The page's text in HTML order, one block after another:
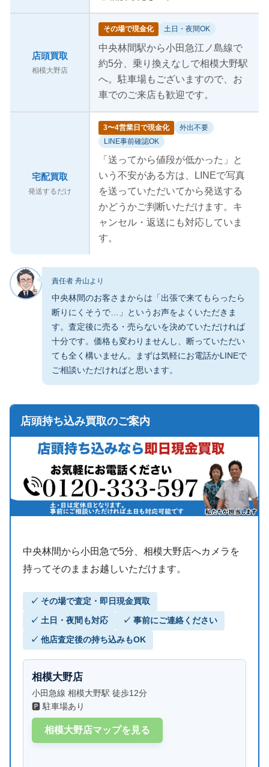
店頭買取
相模大野店
その場で現金化 土日・夜間OK
中央林間駅から小田急江ノ島線で
約5分、乗り換えなしで相模大野駅
へ。駐車場もございますので、お
車でのご来店も歓迎です。
宅配買取
発送するだけ
3〜4営業日で現金化
外出不要
LINE事前確認OK
「送ってから値段が低かった」と
いう不安がある方は、LINEで写真
を送っていただいてから発送する
かどうかご判断いただけます。キ
ャンセル・返送にも対応していま
す。
責任者 舟山より
中央林間のお客さまからは「出張で来てもらったら
断りにくそうで…」というお声をよくいただきま
す。査定後に売る・売らないを決めていただければ
十分です。価格も変わりませんし、断っていただい
ても全く構いません。まずは気軽にお電話かLINEで
ご相談いただければと思います。
店頭持ち込み買取のご案内
中央林間から小田急で5分、相模大野店へカメラを
持ってそのままお越しいただけます。
✓ その場で査定・即日現金買取
✓ 土日・夜間も対応 ✓ 事前にご連絡ください
✓ 他店査定後の持ち込みもOK
相模大野店
小田急線 相模大野駅 徒歩12分
🅿 駐車場あり
相模大野店マップを見る